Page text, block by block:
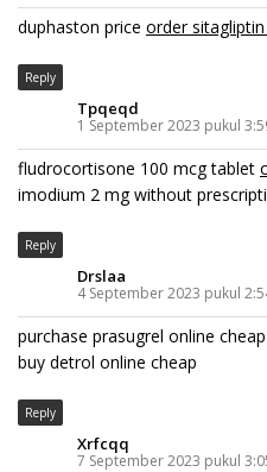
duphaston price order
Reply
Tpqeqd
1 September 2023 pukul
fludrocortisone 100 mcg tablet
imodium 2 mg without
Reply
Drslaa
4 September 2023 pukul
purchase prasugrel online cheap
buy detrol online cheap
Reply
Xrfcqq
7 September 2023 pukul